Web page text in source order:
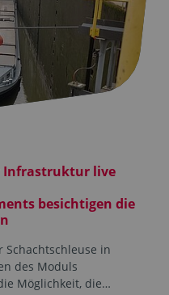
Infrastruktur live
besichtigen die
Schachtschleuse in
des Moduls
Möglichkeit, die…